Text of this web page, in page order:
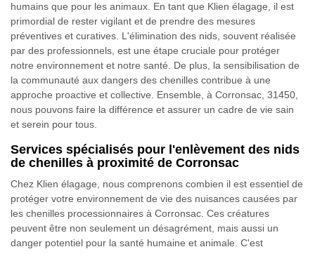
humains que pour les animaux. En tant que Klien élagage, il est
primordial de rester vigilant et de prendre des mesures
préventives et curatives. L'élimination des nids, souvent réalisée
par des professionnels, est une étape cruciale pour protéger
notre environnement et notre santé. De plus, la sensibilisation de
la communauté aux dangers des chenilles contribue à une
approche proactive et collective. Ensemble, à Corronsac, 31450,
nous pouvons faire la différence et assurer un cadre de vie sain
et serein pour tous.
Services spécialisés pour l'enlèvement des nids
de chenilles à proximité de Corronsac
Chez Klien élagage, nous comprenons combien il est essentiel de
protéger votre environnement de vie des nuisances causées par
les chenilles processionnaires à Corronsac. Ces créatures
peuvent être non seulement un désagrément, mais aussi un
danger potentiel pour la santé humaine et animale. C'est